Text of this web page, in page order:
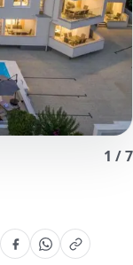
1 /7